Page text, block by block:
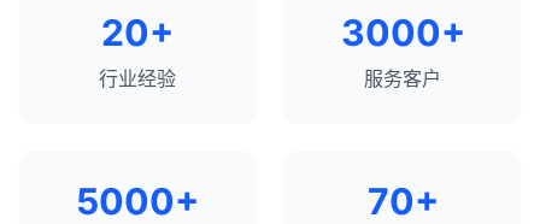
20+
行业经验
3000+
服务客户
5000+ 70+